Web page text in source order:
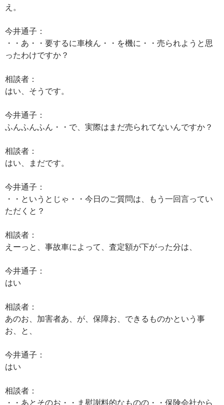
え。
今井通子：
・・あ・・要するに車検ん・・を機に・・売られようと思
ったわけですか？
相談者：
はい、そうです。
今井通子：
ふんふんふん・・で、実際はまだ売られてないんですか？
相談者：
はい、まだです。
今井通子：
・・というとじゃ・・今日のご質問は、もう一回言ってい
ただくと？
相談者：
えーっと、事故車によって、査定額が下がった分は、
今井通子：
はい
相談者：
あのお、加害者あ、が、保障お、できるものかという事
お、と、
今井通子：
はい
相談者：
・・あとそのお・・ま慰謝料的なものの・・保険会社から